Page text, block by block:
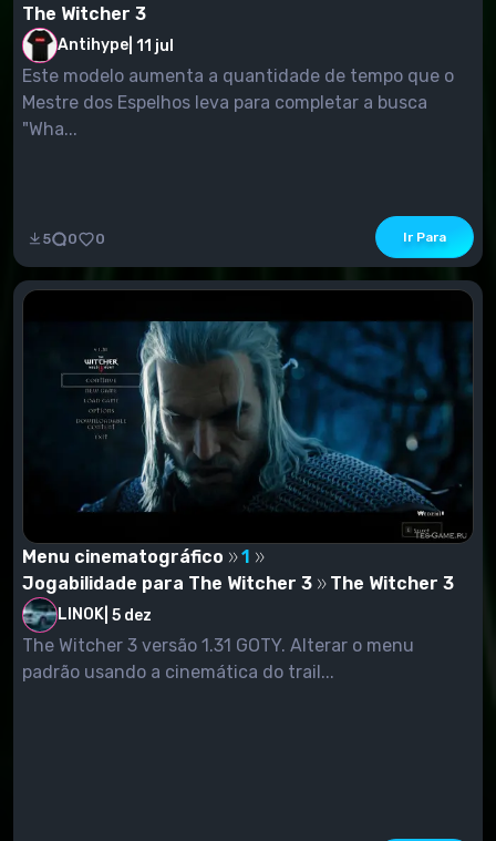
The Witcher 3
Antihype 11 jul
Este modelo aumenta a quantidade de tempo que o
Mestre dos Espelhos leva para completar a busca
"Wha...
5 0 0 Ir Para
Menu cinematográfico
1
Jogabilidade para The Witcher 3
The Witcher 3
LINOK 5 dez
The Witcher 3 versão 1.31 GOTY. Alterar o menu
padrão usando a cinemática do trail...